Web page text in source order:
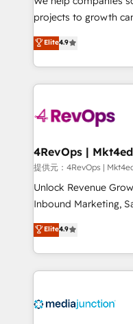
potential of the powerful
HubSpot experience
Hourly-fee (assigned
requirement).
far with our
projects to growth
Hire an agency that's
HubSpot and willing
team to simplify the
experience for your
Elite4.9
提供元：4RevOps |
Unlock Revenue
Inbound Marketing,
specialize in driving
across industries
and customer
methodologies. As
offer unparalleled insights.
Elite4.9